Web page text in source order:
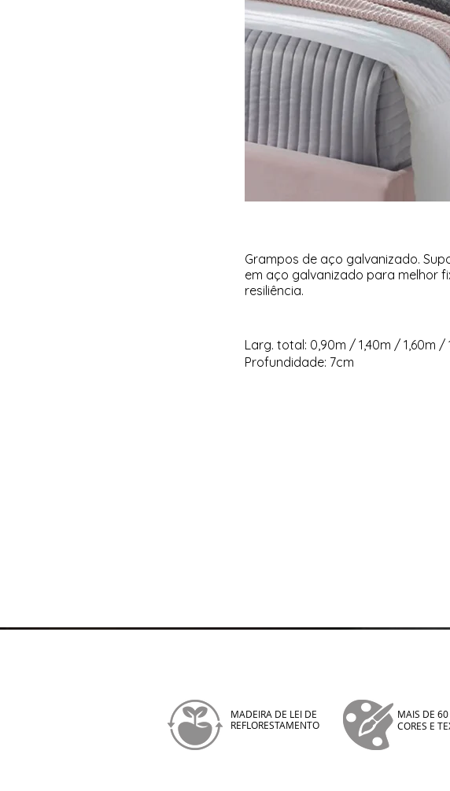
Grampos de aço galvanizado.
em aço galvanizado para melhor
resiliência.
Larg. total: 0,90m / 1,40m / 1,60m /
Profundidade: 7cm
MADEIRA DE LEI DE
REFLORESTAMENTO
MAIS DE 60
CORES E